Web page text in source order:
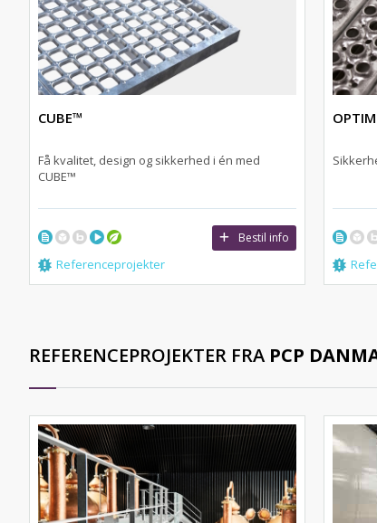
CUBE™
Få kvalitet, design og sikkerhed i én med
CUBE™
Bestil info
Referenceprojekter
REFERENCEPROJEKTER FRA PCP